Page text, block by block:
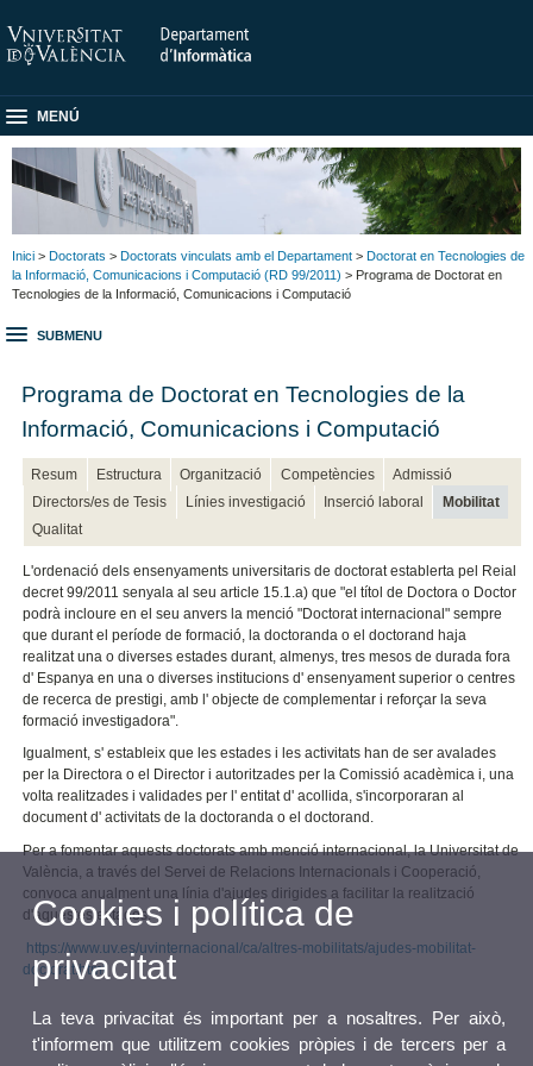
MENÚ
Inici > Doctorats > Doctorats vinculats amb el Departament > Doctorat en Tecnologies de
la Informació, Comunicacions i Computació (RD 99/2011) > Programa de Doctorat en
Tecnologies de la Informació, Comunicacions i Computació
SUBMENU
Programa de Doctorat en Tecnologies de la
Informació, Comunicacions i Computació
Resum Estructura Organització Competències
Admissió
Directors/es de Tesis
Línies investigació Inserció laboral
Mobilitat
Qualitat
L'ordenació dels ensenyaments universitaris de doctorat establerta pel Reial
decret 99/2011 senyala al seu article 15.1.a) que "el títol de Doctora o Doctor
podrà incloure en el seu anvers la menció "Doctorat internacional" sempre
que durant el període de formació, la doctoranda o el doctorand haja
realitzat una o diverses estades durant, almenys, tres mesos de durada fora
d' Espanya en una o diverses institucions d' ensenyament superior o centres
de recerca de prestigi, amb l' objecte de complementar i reforçar la seva
formació investigadora".
Igualment, s' estableix que les estades i les activitats han de ser avalades
per la Directora o el Director i autoritzades per la Comissió acadèmica i, una
volta realitzades i validades per l' entitat d' acollida, s'incorporaran al
document d' activitats de la doctoranda o el doctorand.
Per a fomentar aquests doctorats amb menció internacional, la Universitat de
València, a través del Servei de Relacions Internacionals i Cooperació,
convoca anualment una línia d'ajudes dirigides a facilitar la realització
d'aquestes estades.
https://www.uv.es/uvinternacional/ca/altres-mobilitats/ajudes-mobilitat-
doctorat.html
Cookies i política de
privacitat
La teva privacitat és important per a nosaltres. Per això,
t'informem que utilitzem cookies pròpies i de tercers per a